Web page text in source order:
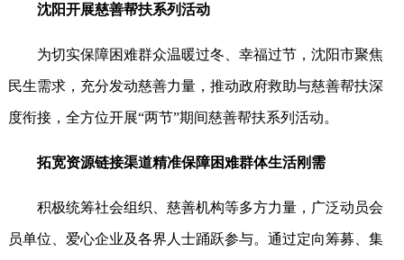
沈阳开展慈善帮扶系列活动
为切实保障困难群众温暖过冬、幸福过节，沈阳市聚焦
民生需求，充分发动慈善力量，推动政府救助与慈善帮扶深
度衔接，全方位开展“两节”期间慈善帮扶系列活动。
拓宽资源链接渠道精准保障困难群体生活刚需
积极统筹社会组织、慈善机构等多方力量，广泛动员会
员单位、爱心企业及各界人士踊跃参与。通过定向筹募、集